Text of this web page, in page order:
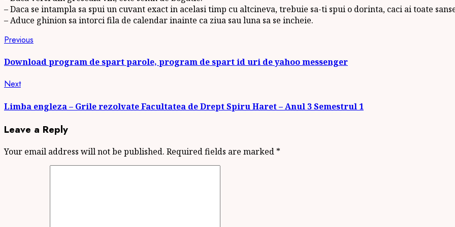
– Daca se intampla sa spui un cuvant exact in acelasi timp cu altcineva, trebuie sa-ti spui o dorinta, caci ai toate
– Aduce ghinion sa intorci fila de calendar inainte ca ziua sau luna sa se incheie.
Continue
Reading
Previous
Download program de spart parole, program de spart id uri de yahoo messenger
NextNext
Limba engleza – Grile rezolvate Facultatea de Drept Spiru Haret – Anul 3 Semestrul 1
Leave a Reply
Your email address will not be published. Required fields are marked *